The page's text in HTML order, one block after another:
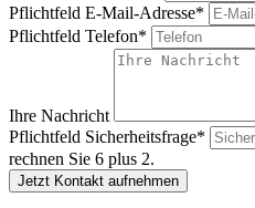
Pflichtfeld E-Mail-Adresse*
Pflichtfeld Telefon*
Ihre Nachricht
Pflichtfeld Sicherheitsfrage*
rechnen Sie 6 plus 2.
Jetzt Kontakt aufnehmen